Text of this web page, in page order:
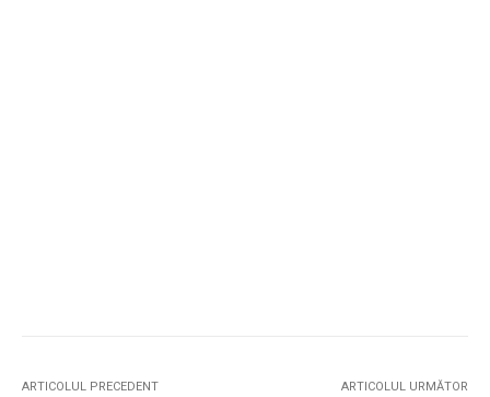
ARTICOLUL PRECEDENT ARTICOLUL URMĂTOR